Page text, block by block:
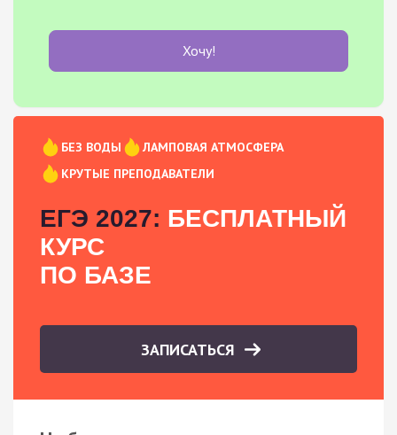
Хочу!
БЕЗ ВОДЫ
ЛАМПОВАЯ АТМОСФЕРА
КРУТЫЕ ПРЕПОДАВАТЕЛИ
ЕГЭ 2027: БЕСПЛАТНЫЙ
КУРС
ПО БАЗЕ
ЗАПИСАТЬСЯ